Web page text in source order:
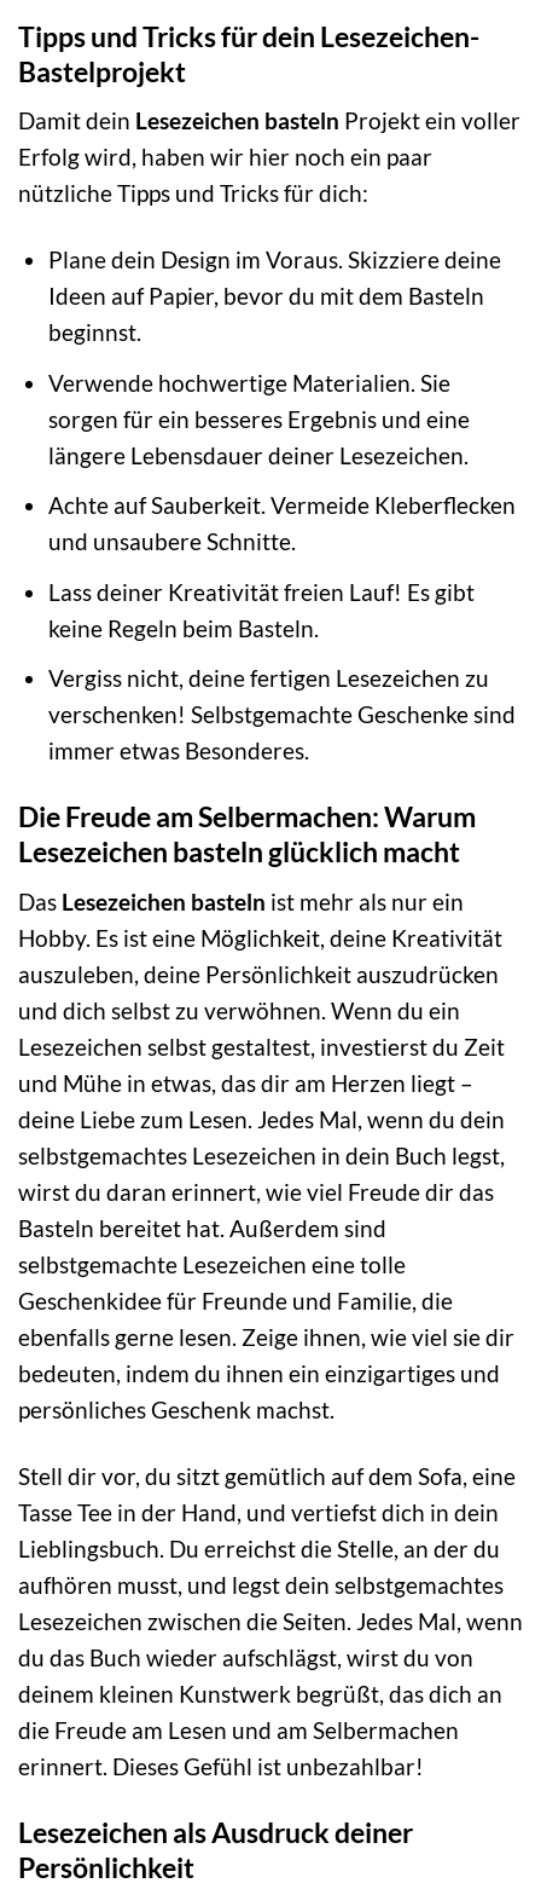
Tipps und Tricks für dein Lesezeichen-
Bastelprojekt
Damit dein Lesezeichen basteln Projekt ein voller
Erfolg wird, haben wir hier noch ein paar
nützliche Tipps und Tricks für dich:
Plane dein Design im Voraus. Skizziere deine
Ideen auf Papier, bevor du mit dem Basteln
beginnst.
Verwende hochwertige Materialien. Sie
sorgen für ein besseres Ergebnis und eine
längere Lebensdauer deiner Lesezeichen.
Achte auf Sauberkeit. Vermeide Kleberflecken
und unsaubere Schnitte.
Lass deiner Kreativität freien Lauf! Es gibt
keine Regeln beim Basteln.
Vergiss nicht, deine fertigen Lesezeichen zu
verschenken! Selbstgemachte Geschenke sind
immer etwas Besonderes.
Die Freude am Selbermachen: Warum
Lesezeichen basteln glücklich macht
Das Lesezeichen basteln ist mehr als nur ein
Hobby. Es ist eine Möglichkeit, deine Kreativität
auszuleben, deine Persönlichkeit auszudrücken
und dich selbst zu verwöhnen. Wenn du ein
Lesezeichen selbst gestaltest, investierst du Zeit
und Mühe in etwas, das dir am Herzen liegt –
deine Liebe zum Lesen. Jedes Mal, wenn du dein
selbstgemachtes Lesezeichen in dein Buch legst,
wirst du daran erinnert, wie viel Freude dir das
Basteln bereitet hat. Außerdem sind
selbstgemachte Lesezeichen eine tolle
Geschenkidee für Freunde und Familie, die
ebenfalls gerne lesen. Zeige ihnen, wie viel sie dir
bedeuten, indem du ihnen ein einzigartiges und
persönliches Geschenk machst.
Stell dir vor, du sitzt gemütlich auf dem Sofa, eine
Tasse Tee in der Hand, und vertiefst dich in dein
Lieblingsbuch. Du erreichst die Stelle, an der du
aufhören musst, und legst dein selbstgemachtes
Lesezeichen zwischen die Seiten. Jedes Mal, wenn
du das Buch wieder aufschlägst, wirst du von
deinem kleinen Kunstwerk begrüßt, das dich an
die Freude am Lesen und am Selbermachen
erinnert. Dieses Gefühl ist unbezahlbar!
Lesezeichen als Ausdruck deiner
Persönlichkeit